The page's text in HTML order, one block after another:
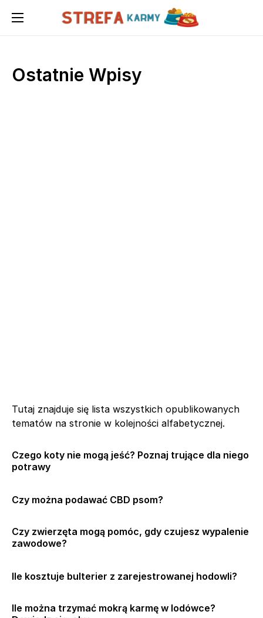
Ostatnie Wpisy
Tutaj znajduje się lista wszystkich opublikowanych
tematów na stronie w kolejności alfabetycznej.
Czego koty nie mogą jeść? Poznaj trujące dla niego
potrawy
Czy można podawać CBD psom?
Czy zwierzęta mogą pomóc, gdy czujesz wypalenie
zawodowe?
Ile kosztuje bulterier z zarejestrowanej hodowli?
Ile można trzymać mokrą karmę w lodówce?